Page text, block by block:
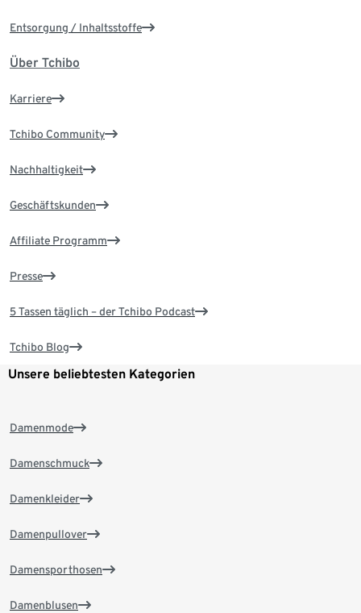
Entsorgung / Inhaltsstoffe
Über Tchibo
Karriere
Tchibo Community
Nachhaltigkeit
Geschäftskunden
Affiliate Programm
Presse
5 Tassen täglich – der Tchibo Podcast
Tchibo Blog
Unsere beliebtesten Kategorien
Damenmode
Damenschmuck
Damenkleider
Damenpullover
Damensporthosen
Damenblusen